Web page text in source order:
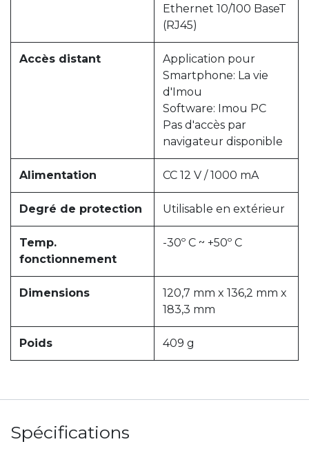
Ethernet 10/100 BaseT
(RJ45)
Accès distant
Application pour
Smartphone: La vie
d'Imou
Software: Imou PC
Pas d'accès par
navigateur disponible
Alimentation CC 12 V / 1000 mA
Degré de protection Utilisable en extérieur
Temp.
fonctionnement
-30º C ~ +50º C
Dimensions
120,7 mm x 136,2 mm x
183,3 mm
Poids 409 g
Spécifications